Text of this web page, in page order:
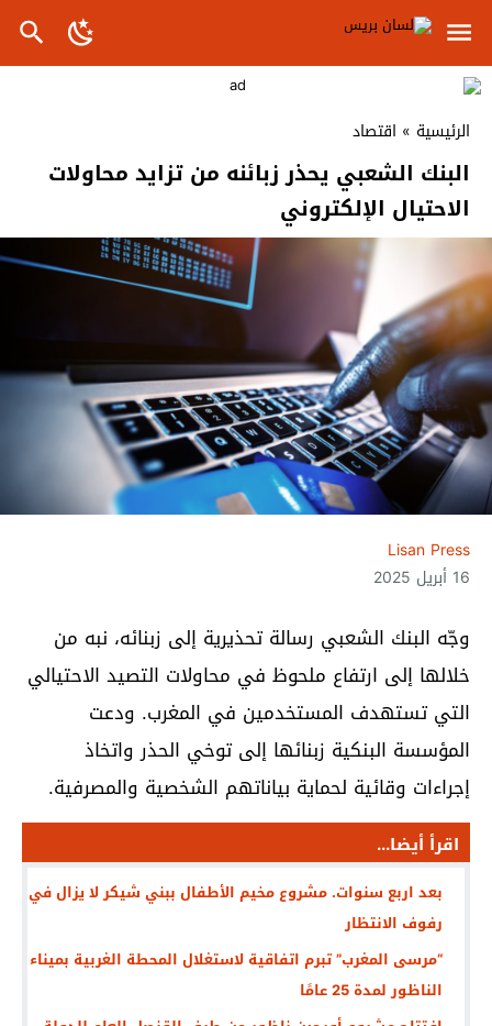
الرئيسية » اقتصاد
البنك الشعبي يحذر زبائنه من تزايد محاولات
الاحتيال الإلكتروني
Lisan Press
16 أبريل 2025
وجّه البنك الشعبي رسالة تحذيرية إلى زبنائه، نبه من
خلالها إلى ارتفاع ملحوظ في محاولات التصيد الاحتيالي
التي تستهدف المستخدمين في المغرب. ودعت
المؤسسة البنكية زبنائها إلى توخي الحذر واتخاذ
إجراءات وقائية لحماية بياناتهم الشخصية والمصرفية.
اقرأ أيضا...
بعد اربع سنوات. مشروع مخيم الأطفال ببني شيكر لا يزال في
رفوف الانتظار
“مرسى المغرب” تبرم اتفاقية لاستغلال المحطة الغربية بميناء
الناظور لمدة 25 عامًا